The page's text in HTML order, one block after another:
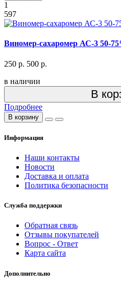
1
597
Виномер-сахаромер АС-3 50-
250 р. 500 р.
в наличии
В
Подробнее
В корзину
Информация
Наши контакты
Новости
Доставка и оплата
Политика безопасности
Служба поддержки
Обратная связь
Отзывы покупателей
Вопрос - Ответ
Карта сайта
Дополнительно